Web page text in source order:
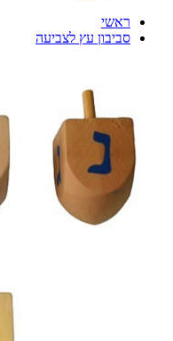
ראשי
סביבון עץ לצביעה